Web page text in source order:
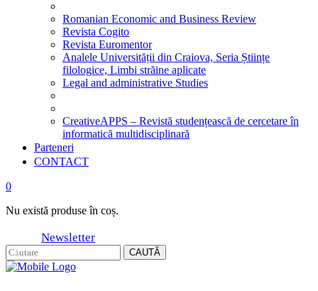
Romanian Economic and Business Review
Revista Cogito
Revista Euromentor
Analele Universității din Craiova, Seria Științe
filologice, Limbi străine aplicate
Legal and administrative Studies
CreativeAPPS – Revistă studențească de cercetare în
informatică multidisciplinară
Parteneri
CONTACT
0
Nu există produse în coș.
Newsletter
CAUTĂ